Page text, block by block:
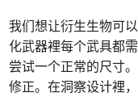
我们想让衍生生物可
化武器裡每个武具都
尝试一个正常的尺寸
修正。在洞察设计裡